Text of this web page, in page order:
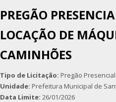
PREGÃO
LOCAÇÃO DE
CAMINHÕES
Tipo de Licitação: Pregão Presencial
Unidade: Prefeitura Municipal de
Data Limite: 26/01/2026